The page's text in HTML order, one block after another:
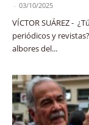
- 03/10/2025
VÍCTOR SUÁREZ -
periódicos y
albores del...